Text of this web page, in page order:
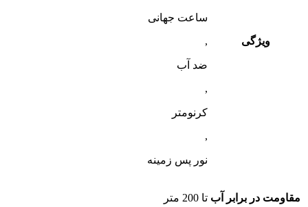
ویژگی
ساعت جهانی
,
ضد آب
,
کرنومتر
,
نور پس زمینه
مقاومت در برابر آب تا 200 متر